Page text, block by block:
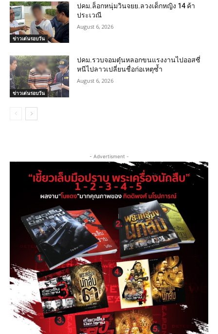
ข่าวเด่นรอบวัน
ปคม.ล็อกหนุ่มวินจยย.ลวงเด็กหญิง 14 ค้า
ประเวณี
August 6, 2026
ข่าวเด่นรอบวัน
ปคม.รวบจอมตุ๋นหลอกขนแรงงานไปออสซี่
หนีไปลาวเปลี่ยนชื่อก่อเหตุซ้ำ
August 6, 2026
- Advertisment -